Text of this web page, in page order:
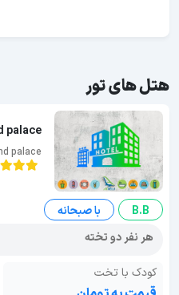
هتل های تور
palace
palace
B.B
با صبحانه
هر نفر دو تخته
کودک با تخت